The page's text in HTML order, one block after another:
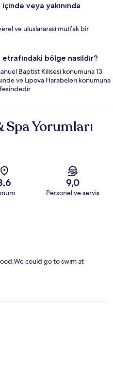
veya yakınında
ve uluslararası mutfak bir
bölge nasıldır?
Baptist Kilisesi konumuna 13
ve Lipova Harabeleri konumuna
Spa Yorumları
9,0
Personel ve servis
could go to swim at